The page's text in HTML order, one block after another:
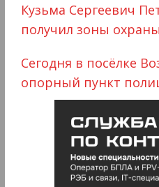
Кузьма Сергеевич
получил зоны охраны
Сегодня в посёлке
опорный пункт